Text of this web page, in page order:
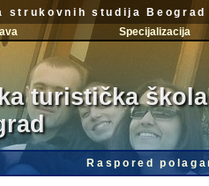
studija Beograd
Specijalizacija
turistička
Raspored